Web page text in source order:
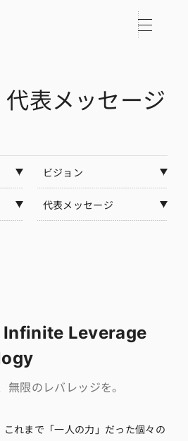
表メッセージ
ビジョン
代表メッセージ
Leverage
限のレバレッジを。
れまで「一人の力」だった個々の